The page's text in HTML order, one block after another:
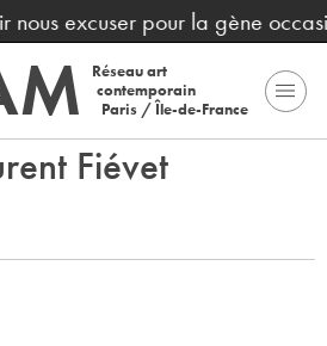
nous excuser pour la gène
Réseau art
contemporain
Paris / Île-de-France
Fiévet